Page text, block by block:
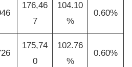
176,46
7
104.10
%
0.60%
175,74
0
102.76
%
0.60%